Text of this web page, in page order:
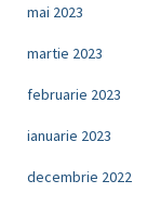
mai 2023
martie 2023
februarie 2023
ianuarie 2023
decembrie 2022